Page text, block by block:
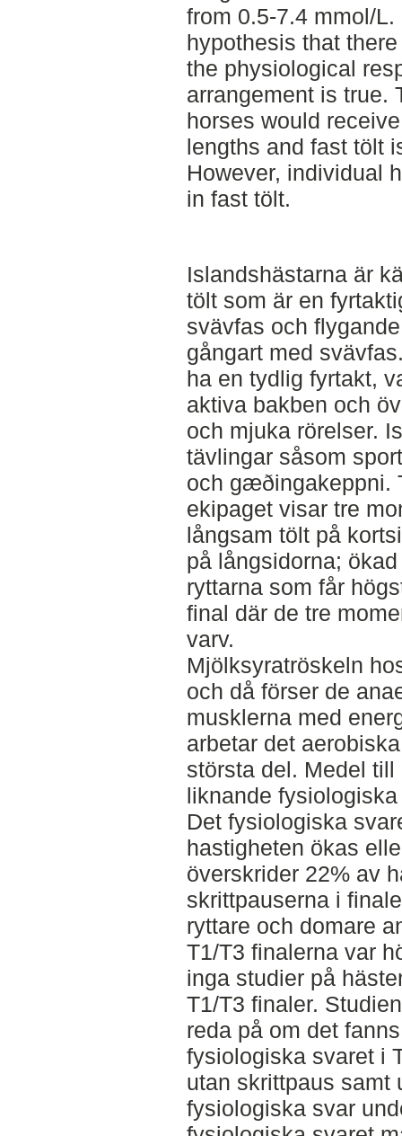
from 0.5-7.4 mmol/
hypothesis that
the physiological
arrangement is true.
horses would
lengths and fast tölt
However, individual
in fast tölt.
Islandshästarna är
tölt som är en
svävfas och
gångart med
ha en tydlig fyrtakt,
aktiva bakben och
och mjuka rörelser.
tävlingar såsom
och gæðingakeppni.
ekipaget visar tre
långsam tölt på
på långsidorna;
ryttarna som får
final där de tre
varv.
Mjölksyratröskeln
och då förser de
musklerna med
arbetar det
största del. Medel
liknande
Det fysiologiska
hastigheten ökas
överskrider 22% av
skrittpauserna i
ryttare och domare
T1/T3 finalerna var
inga studier på
T1/T3 finaler.
reda på om det
fysiologiska svaret i
utan skrittpaus samt
fysiologiska svar